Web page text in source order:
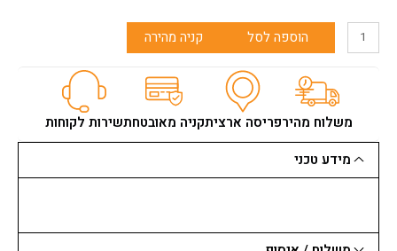
כמות
הוספה לסל קניה מהירה
משלוח מהירפריסה ארציתקניה מאובטחתשירות לקוחות
מידע טכני